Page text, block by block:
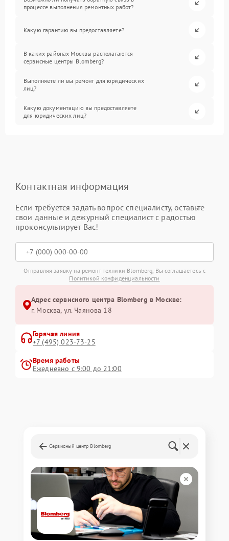
процессе выполнения ремонтных работ?
Какую гарантию вы предоставляете?
В каких районах Москвы располагаются
сервисные центры Blomberg?
Выполняете ли вы ремонт для юридических
лиц?
Какую документацию вы предоставляете
для юридических лиц?
Контактная информация
Если требуется задать вопрос специалисту, оставьте
свои данные и дежурный специалист с радостью
проконсультирует Вас!
Отправляя заявку на ремонт техники Blomberg, Вы соглашаетесь с
Политикой конфиденциальности
Адрес сервисного центра Blomberg в Москве:
г. Москва, ул. Чаянова 18
Горячая линия
+7 (495) 023-73-25
Время работы
Ежедневно с 9:00 до 21:00
Сервисный центр Blomberg